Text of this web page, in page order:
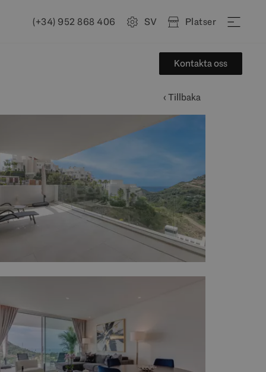
(+34) 952 868 406 SV Platser
Kontakta oss
‹ Tillbaka